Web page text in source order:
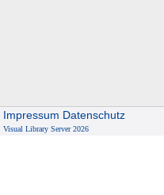
Impressum Datenschutz
Visual Library Server 2026